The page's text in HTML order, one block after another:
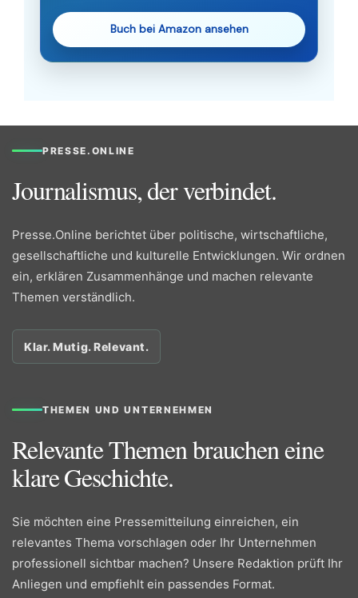
Buch bei Amazon ansehen
PRESSE.ONLINE
Journalismus, der verbindet.
Presse.Online berichtet über politische, wirtschaftliche,
gesellschaftliche und kulturelle Entwicklungen. Wir ordnen
ein, erklären Zusammenhänge und machen relevante
Themen verständlich.
Klar. Mutig. Relevant.
THEMEN UND UNTERNEHMEN
Relevante Themen brauchen eine
klare Geschichte.
Sie möchten eine Pressemitteilung einreichen, ein
relevantes Thema vorschlagen oder Ihr Unternehmen
professionell sichtbar machen? Unsere Redaktion prüft Ihr
Anliegen und empfiehlt ein passendes Format.